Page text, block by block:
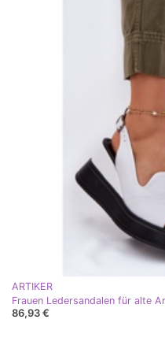
ARTIKER
Frauen Ledersandalen für alte
86,93 €